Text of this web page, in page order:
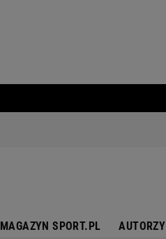
MAGAZYN SPORT.PL AUTORZY